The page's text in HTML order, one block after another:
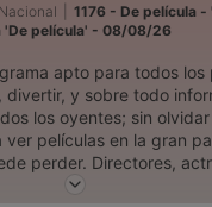
1176 - De película -
'De película' - 08/08/26
apto para todos los
divertir, y sobre todo
sin olvidar algo
ver películas en la gran
actrices, actores,
y cada uno de ellos